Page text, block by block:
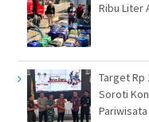
Ribu Liter
Target Rp
Soroti
Pariwisata